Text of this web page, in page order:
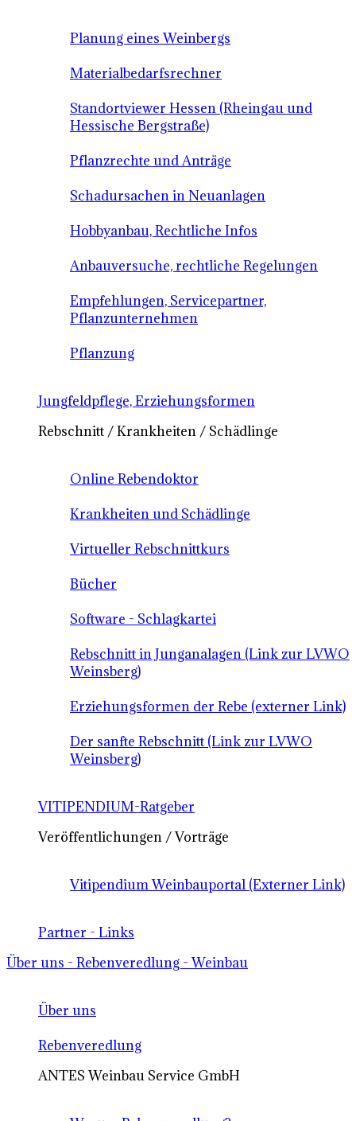
Planung eines Weinbergs
Materialbedarfsrechner
Standortviewer Hessen (Rheingau und
Hessische Bergstraße)
Pflanzrechte und Anträge
Schadursachen in Neuanlagen
Hobbyanbau, Rechtliche Infos
Anbauversuche, rechtliche Regelungen
Empfehlungen, Servicepartner,
Pflanzunternehmen
Pflanzung
Jungfeldpflege, Erziehungsformen
Rebschnitt / Krankheiten / Schädlinge
Online Rebendoktor
Krankheiten und Schädlinge
Virtueller Rebschnittkurs
Bücher
Software - Schlagkartei
Rebschnitt in Junganalagen (Link zur LVWO
Weinsberg)
Erziehungsformen der Rebe (externer Link)
Der sanfte Rebschnitt (Link zur LVWO
Weinsberg)
VITIPENDIUM-Ratgeber
Veröffentlichungen / Vorträge
Vitipendium Weinbauportal (Externer Link)
Partner - Links
Über uns - Rebenveredlung - Weinbau
Über uns
Rebenveredlung
ANTES Weinbau Service GmbH